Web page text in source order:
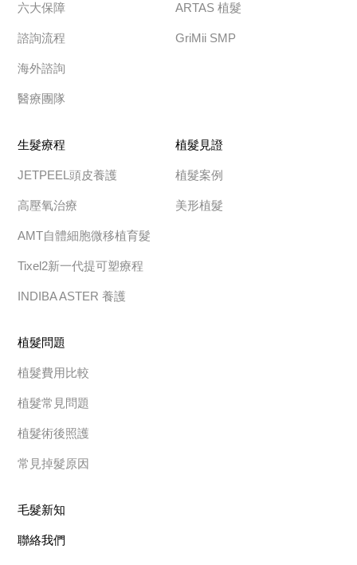
六大保障
諮詢流程
海外諮詢
醫療團隊
ARTAS 植髮
GriMii SMP
生髮療程
JETPEEL頭皮養護
高壓氧治療
AMT自體細胞微移植育髮
Tixel2新一代提可塑療程
INDIBA ASTER 養護
植髮見證
植髮案例
美形植髮
植髮問題
植髮費用比較
植髮常見問題
植髮術後照護
常見掉髮原因
毛髮新知
聯絡我們